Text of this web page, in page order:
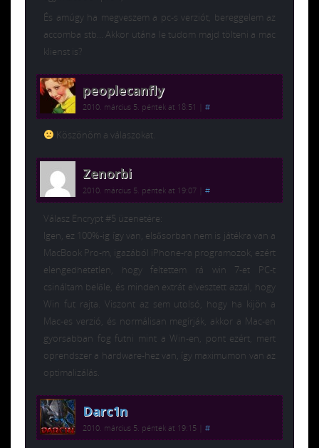
És amúgy ha megveszem a pc-s verziót, bereggelem az
accomba stb… Akkor utána le tudom majd tölteni a mac
klienst is?
peoplecanfly
2010. március 5. péntek at 18:51 #
Köszönöm a válaszokat.
Zenorbi
2010. március 5. péntek at 19:07 #
Válasz Encrypt #5 üzenetére:
Igen, ez 100%-ig így van, elsősorban nem is játékra van a
MacBook Pro-m, igazából iPhone-ra programozok, ezért
elengedhetetlen, hogy feltettem rá win 7-et PC-t
csináltam belőle, és minden extrát elvesztett azzal, hogy
Win fut rajta. Viszont az sem utolsó, hogy ha kijön a
Mac-es verzió, és normálisan megírják, akkor a Mac-en
gyorsabban fog futni mint a Win-en, pont ezért, mert
oprendszer a hardware-hez van, így maximumon van az
optimalizálás.
Darc1n
2010. március 5. péntek at 19:15 #